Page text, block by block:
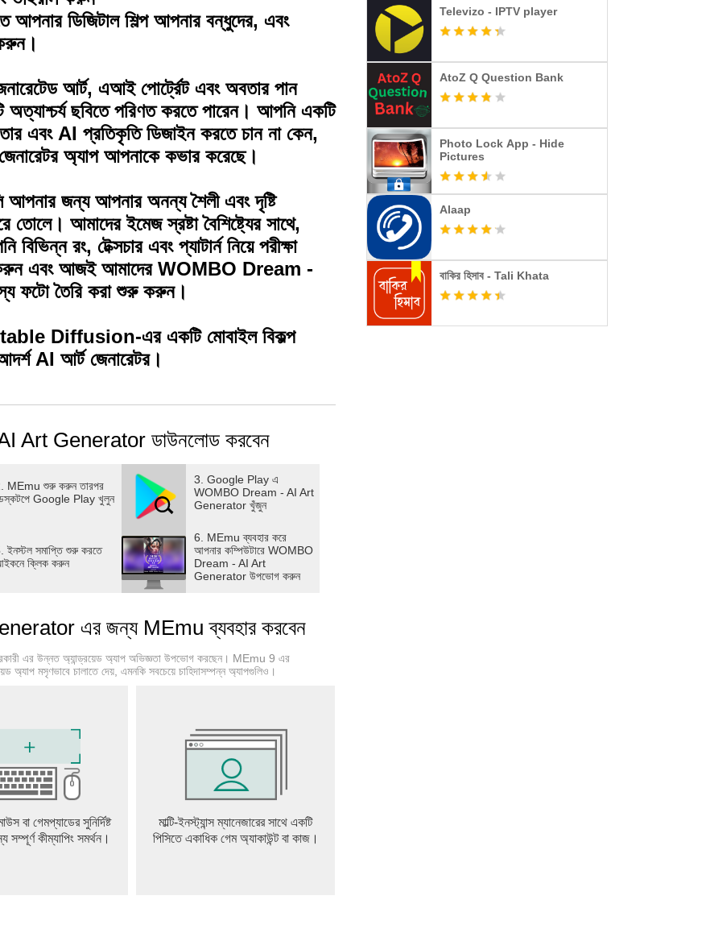
আপনার ডিজিটাল শিল্প আপনার বন্ধুদের, এবং
আর্ট, এআই পোর্ট্রেট এবং অবতার পান
অত্যাশ্চর্য ছবিতে পরিণত করতে পারেন। আপনি একটি
এবং AI প্রতিকৃতি ডিজাইন করতে চান না কেন,
অ্যাপ আপনাকে কভার করেছে।
জন্য আপনার অনন্য শৈলী এবং দৃষ্টি
আমাদের ইমেজ স্রষ্টা বৈশিষ্ট্যের সাথে,
রং, টেক্সচার এবং প্যাটার্ন নিয়ে পরীক্ষা
করুন এবং আজই আমাদের WOMBO Dream -
ফটো তৈরি করা শুরু করুন।
Diffusion-এর একটি মোবাইল বিকল্প
AI আর্ট জেনারেটর।
Art Generator ডাউনলোড করবেন
MEmu শুরু করুন তারপর
Google Play খুলুন
3. Google Play এ
WOMBO Dream - AI Art
Generator খুঁজুন
ইনস্টল সমাপ্তি শুরু করতে
ক্লিক করুন
6. MEmu ব্যবহার করে
আপনার কম্পিউটারে WOMBO
Dream - AI Art
Generator উপভোগ করুন
এর জন্য MEmu ব্যবহার করবেন
এর উন্নত অ্যান্ড্রয়েড অ্যাপ অভিজ্ঞতা উপভোগ করছেন। MEmu 9 এর
অ্যাপ মসৃণভাবে চালাতে দেয়, এমনকি সবচেয়ে চাহিদাসম্পন্ন অ্যাপগুলিও।
বা গেমপ্যাডের সুনির্দিষ্ট
সম্পূর্ণ কীম্যাপিং সমর্থন।
মাল্টি-ইনস্ট্যান্স ম্যানেজারের সাথে একটি
পিসিতে একাধিক গেম অ্যাকাউন্ট বা কাজ।
Televizo - IPTV player
AtoZ Q Question Bank
Photo Lock App - Hide
Pictures
Alaap
বাকির হিসাব - Tali Khata